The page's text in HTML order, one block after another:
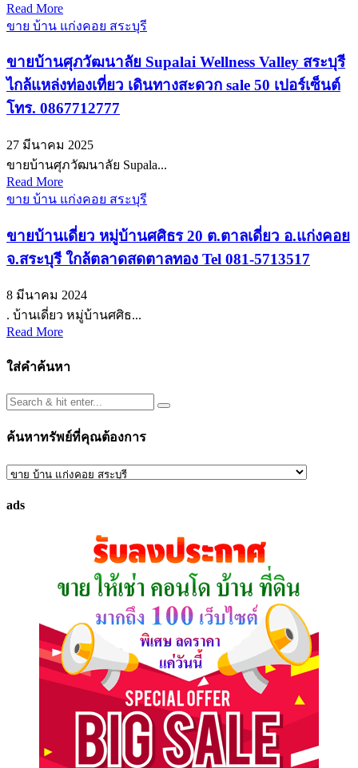
Read More
ขาย บ้าน แก่งคอย สระบุรี
ขายบ้านศุภวัฒนาลัย Supalai Wellness Valley สระบุรี
ไกล้แหล่งท่องเที่ยว เดินทางสะดวก sale 50 เปอร์เซ็นต์
โทร. 0867712777
27 มีนาคม 2025
ขายบ้านศุภวัฒนาลัย Supala...
Read More
ขาย บ้าน แก่งคอย สระบุรี
ขายบ้านเดี่ยว หมู่บ้านศศิธร 20 ต.ตาลเดี่ยว อ.แก่งคอย
จ.สระบุรี ใกล้ตลาดสดตาลทอง Tel 081-5713517
8 มีนาคม 2024
. บ้านเดี่ยว หมู่บ้านศศิธ...
Read More
ใส่คำค้นหา
ค้นหาทรัพย์ที่คุณต้องการ
ค้นหา
ที่
ads